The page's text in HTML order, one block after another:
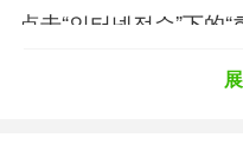
点击“인터넷접수”下的